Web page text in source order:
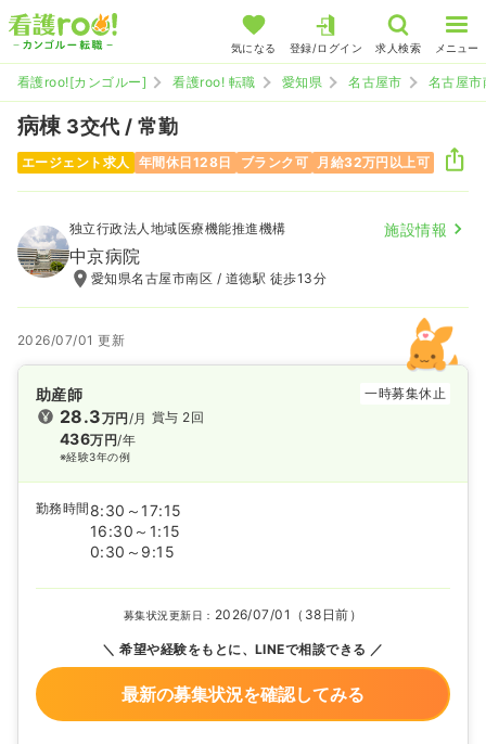
気になる 登録/ログイン 求人検索 メニュー
看護roo![カンゴルー] 看護roo! 転職 愛知県 名古屋市 名古屋市
病棟 3交代 / 常勤
エージェント求人 年間休日128日 ブランク可 月給32万円以上可
独立行政法人地域医療機能推進機構 施設情報
中京病院
愛知県名古屋市南区 / 道徳駅 徒歩13分
2026/07/01 更新
助産師 一時募集休止
28.3万円/月
436万円/年
※経験3年の例
賞与 2回
勤務時間 8:30～17:15
16:30～1:15
0:30～9:15
募集状況更新日： 2026/07/01（38日前）
希望や経験をもとに、LINEで相談できる
最新の募集状況を確認してみる